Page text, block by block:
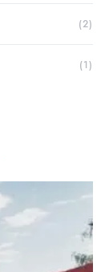
(2)
(1)